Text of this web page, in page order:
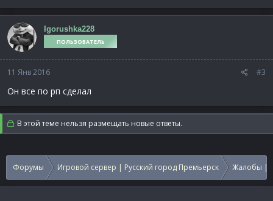
Igorushka228
ПОЛЬЗОВАТЕЛЬ
11 Янв 2016 #3
Он все по рп сделал
В этой теме нельзя размещать новые ответы.
Форумы Игровой сервер | Русский город Премьерск Жалобы |